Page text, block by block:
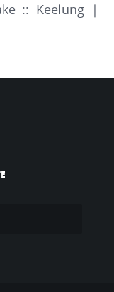
:: Keelung |